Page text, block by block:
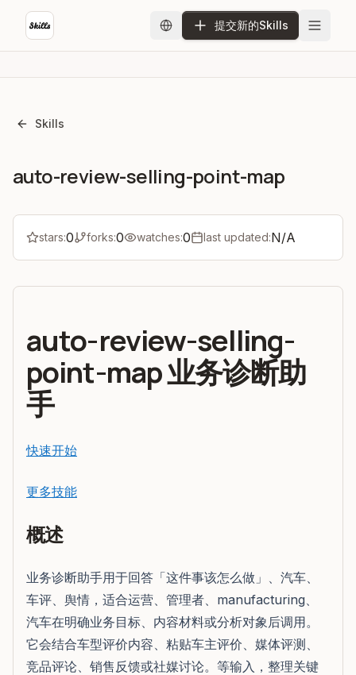
提交新的Skills
Skills
auto-review-selling-point-map
stars:0 forks:0 watches:0 last updated:N/A
auto-review-selling-
point-map 业务诊断助
手
快速开始
更多技能
概述
业务诊断助手用于回答「这件事该怎么做」、汽车、
车评、舆情，适合运营、管理者、manufacturing、
汽车在明确业务目标、内容材料或分析对象后调用。
它会结合车型评价内容、粘贴车主评价、媒体评测、
竞品评论、销售反馈或社媒讨论。等输入，整理关键